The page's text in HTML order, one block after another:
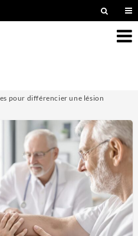
pour différencier une lésion